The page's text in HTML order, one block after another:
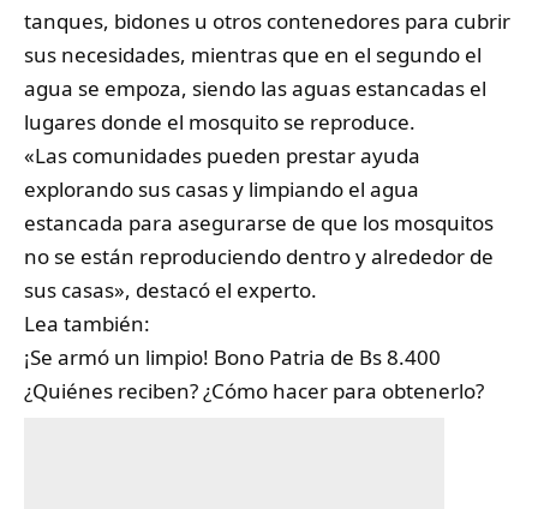
tanques, bidones u otros contenedores para cubrir
sus necesidades, mientras que en el segundo el
agua se empoza, siendo las aguas estancadas el
lugares donde el mosquito se reproduce.
«Las comunidades pueden prestar ayuda
explorando sus casas y limpiando el agua
estancada para asegurarse de que los mosquitos
no se están reproduciendo dentro y alrededor de
sus casas», destacó el experto.
Lea también:
¡Se armó un limpio! Bono Patria de Bs 8.400
¿Quiénes reciben? ¿Cómo hacer para obtenerlo?